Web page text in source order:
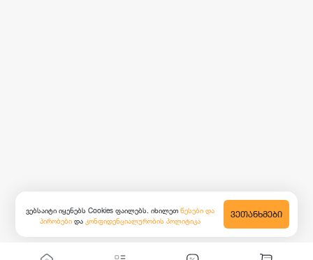
ვებსაიტი იყენებს Cookies ფაილებს. იხილეთ წესები და
პირობები და კონფიდენციალურობის პოლიტიკა
ᲕᲔᲗᲐᲜᲮᲛᲔᲑᲘ